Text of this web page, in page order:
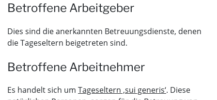
Betroffene Arbeitgeber
Dies sind die anerkannten Betreuungsdienste, denen
die Tageseltern beigetreten sind.
Betroffene Arbeitnehmer
Es handelt sich um Tageseltern ‚sui generis‘. Diese